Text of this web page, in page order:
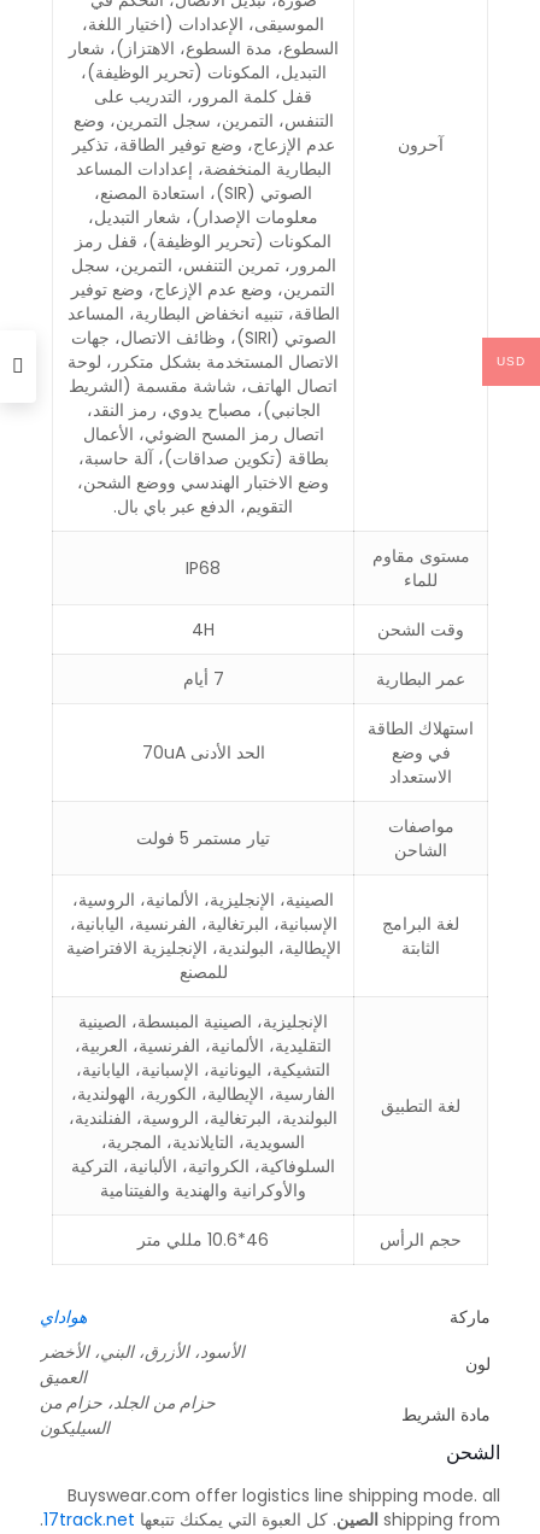
آحرون
الموسيقى، الإعدادات (اختيار اللغة،
السطوع، مدة السطوع، الاهتزاز)، شعار
التبديل، المكونات (تحرير الوظيفة)،
قفل كلمة المرور، التدريب على
التنفس، التمرين، سجل التمرين، وضع
عدم الإزعاج، وضع توفير الطاقة، تذكير
البطارية المنخفضة، إعدادات المساعد
الصوتي (SIR)، استعادة المصنع،
معلومات الإصدار)، شعار التبديل،
المكونات (تحرير الوظيفة)، قفل رمز
المرور، تمرين التنفس، التمرين، سجل
التمرين، وضع عدم الإزعاج، وضع توفير
الطاقة، تنبيه انخفاض البطارية، المساعد
الصوتي (SIRI)، وظائف الاتصال، جهات
الاتصال المستخدمة بشكل متكرر، لوحة
اتصال الهاتف، شاشة مقسمة (الشريط
الجانبي)، مصباح يدوي، رمز النقد،
اتصال رمز المسح الضوئي، الأعمال
بطاقة (تكوين صداقات)، آلة حاسبة،
وضع الاختبار الهندسي ووضع الشحن،
التقويم، الدفع عبر باي بال.
مستوى مقاوم
للماء
IP68
وقت الشحن 4H
عمر البطارية 7 أيام
استهلاك الطاقة
في وضع
الاستعداد
الحد الأدنى 70uA
مواصفات
الشاحن
تيار مستمر 5 فولت
لغة البرامج
الثابتة
الصينية، الإنجليزية، الألمانية، الروسية،
الإسبانية، البرتغالية، الفرنسية، اليابانية،
الإيطالية، البولندية، الإنجليزية الافتراضية
للمصنع
لغة التطبيق
الإنجليزية، الصينية المبسطة، الصينية
التقليدية، الألمانية، الفرنسية، العربية،
التشيكية، اليونانية، الإسبانية، اليابانية،
الفارسية، الإيطالية، الكورية، الهولندية،
البولندية، البرتغالية، الروسية، الفنلندية،
السويدية، التايلاندية، المجرية،
السلوفاكية، الكرواتية، الألبانية، التركية
والأوكرانية والهندية والفيتنامية
حجم الرأس 46*10.6 مللي متر
ماركة
هواداي
لون
الأسود، الأزرق، البني، الأخضر
العميق
مادة الشريط
حزام من الجلد، حزام من
السيليكون
الشحن
Buyswear.com offer logistics line shipping mode. all
shipping from الصين. كل العبوة التي يمكنك تتبعها 17track.net
.
USD